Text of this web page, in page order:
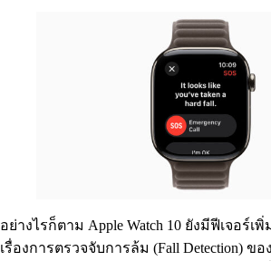
อย่างไรก็ตาม Apple Watch 10 ยังมีฟีเจอร์เ
เรื่องการตรวจจับการล้ม (Fall Detection) ข